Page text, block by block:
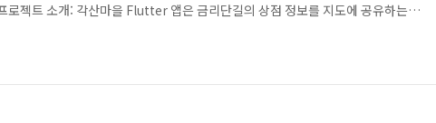
로젝트 소개: 각산마을 Flutter 앱은 금리단길의 상점 정보를 지도에 공유하는
제공하고 있습니다.목적: Android 14에 대응하고, 최신 앱 번들 형식으로 배포하는
업데이트 필요: Android ..